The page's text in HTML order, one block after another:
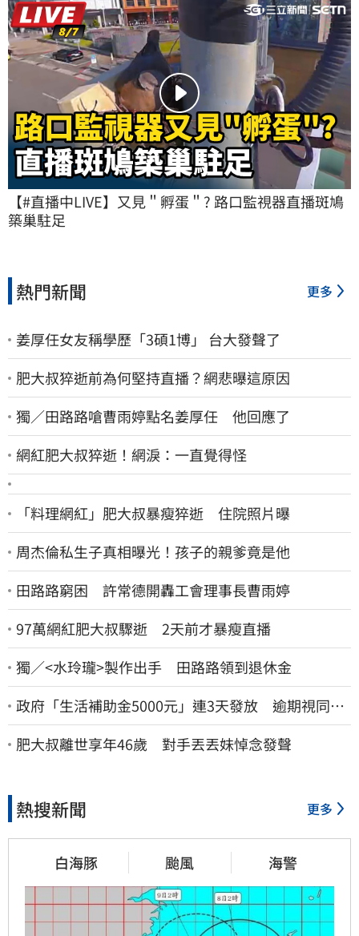
【#直播中LIVE】又見＂孵蛋＂? 路口監視器直播斑鳩
築巢駐足
熱門新聞 更多
姜厚任女友稱學歷「3碩1博」 台大發聲了
肥大叔猝逝前為何堅持直播？網悲曝這原因
獨／田路路嗆曹雨婷點名姜厚任 他回應了
網紅肥大叔猝逝！網淚：一直覺得怪
「料理網紅」肥大叔暴瘦猝逝 住院照片曝
周杰倫私生子真相曝光！孩子的親爹竟是他
田路路窮困 許常德開轟工會理事長曹雨婷
97萬網紅肥大叔驟逝 2天前才暴瘦直播
獨／<水玲瓏>製作出手 田路路領到退休金
政府「生活補助金5000元」連3天發放 逾期視同放
棄
肥大叔離世享年46歲 對手丟丟妹悼念發聲
熱搜新聞 更多
白海豚 颱風 海警